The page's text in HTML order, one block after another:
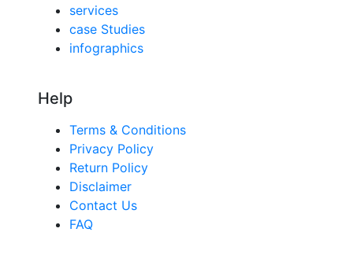
services
case Studies
infographics
Help
Terms & Conditions
Privacy Policy
Return Policy
Disclaimer
Contact Us
FAQ